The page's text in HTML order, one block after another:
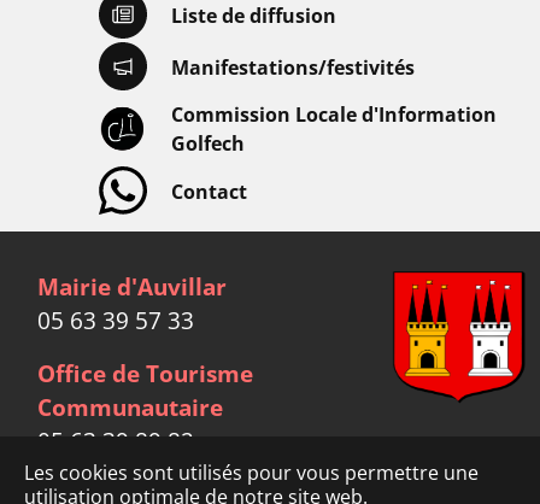
Les cookies sont utilisés pour vous permettre une
utilisation optimale de notre site web.
Liste de diffusion
Manifestations/festivités
Commission Locale d'Information
Golfech
Contact
Mairie d'Auvillar
05 63 39 57 33
Office de Tourisme
Communautaire
05 63 39 89 82
Facebook